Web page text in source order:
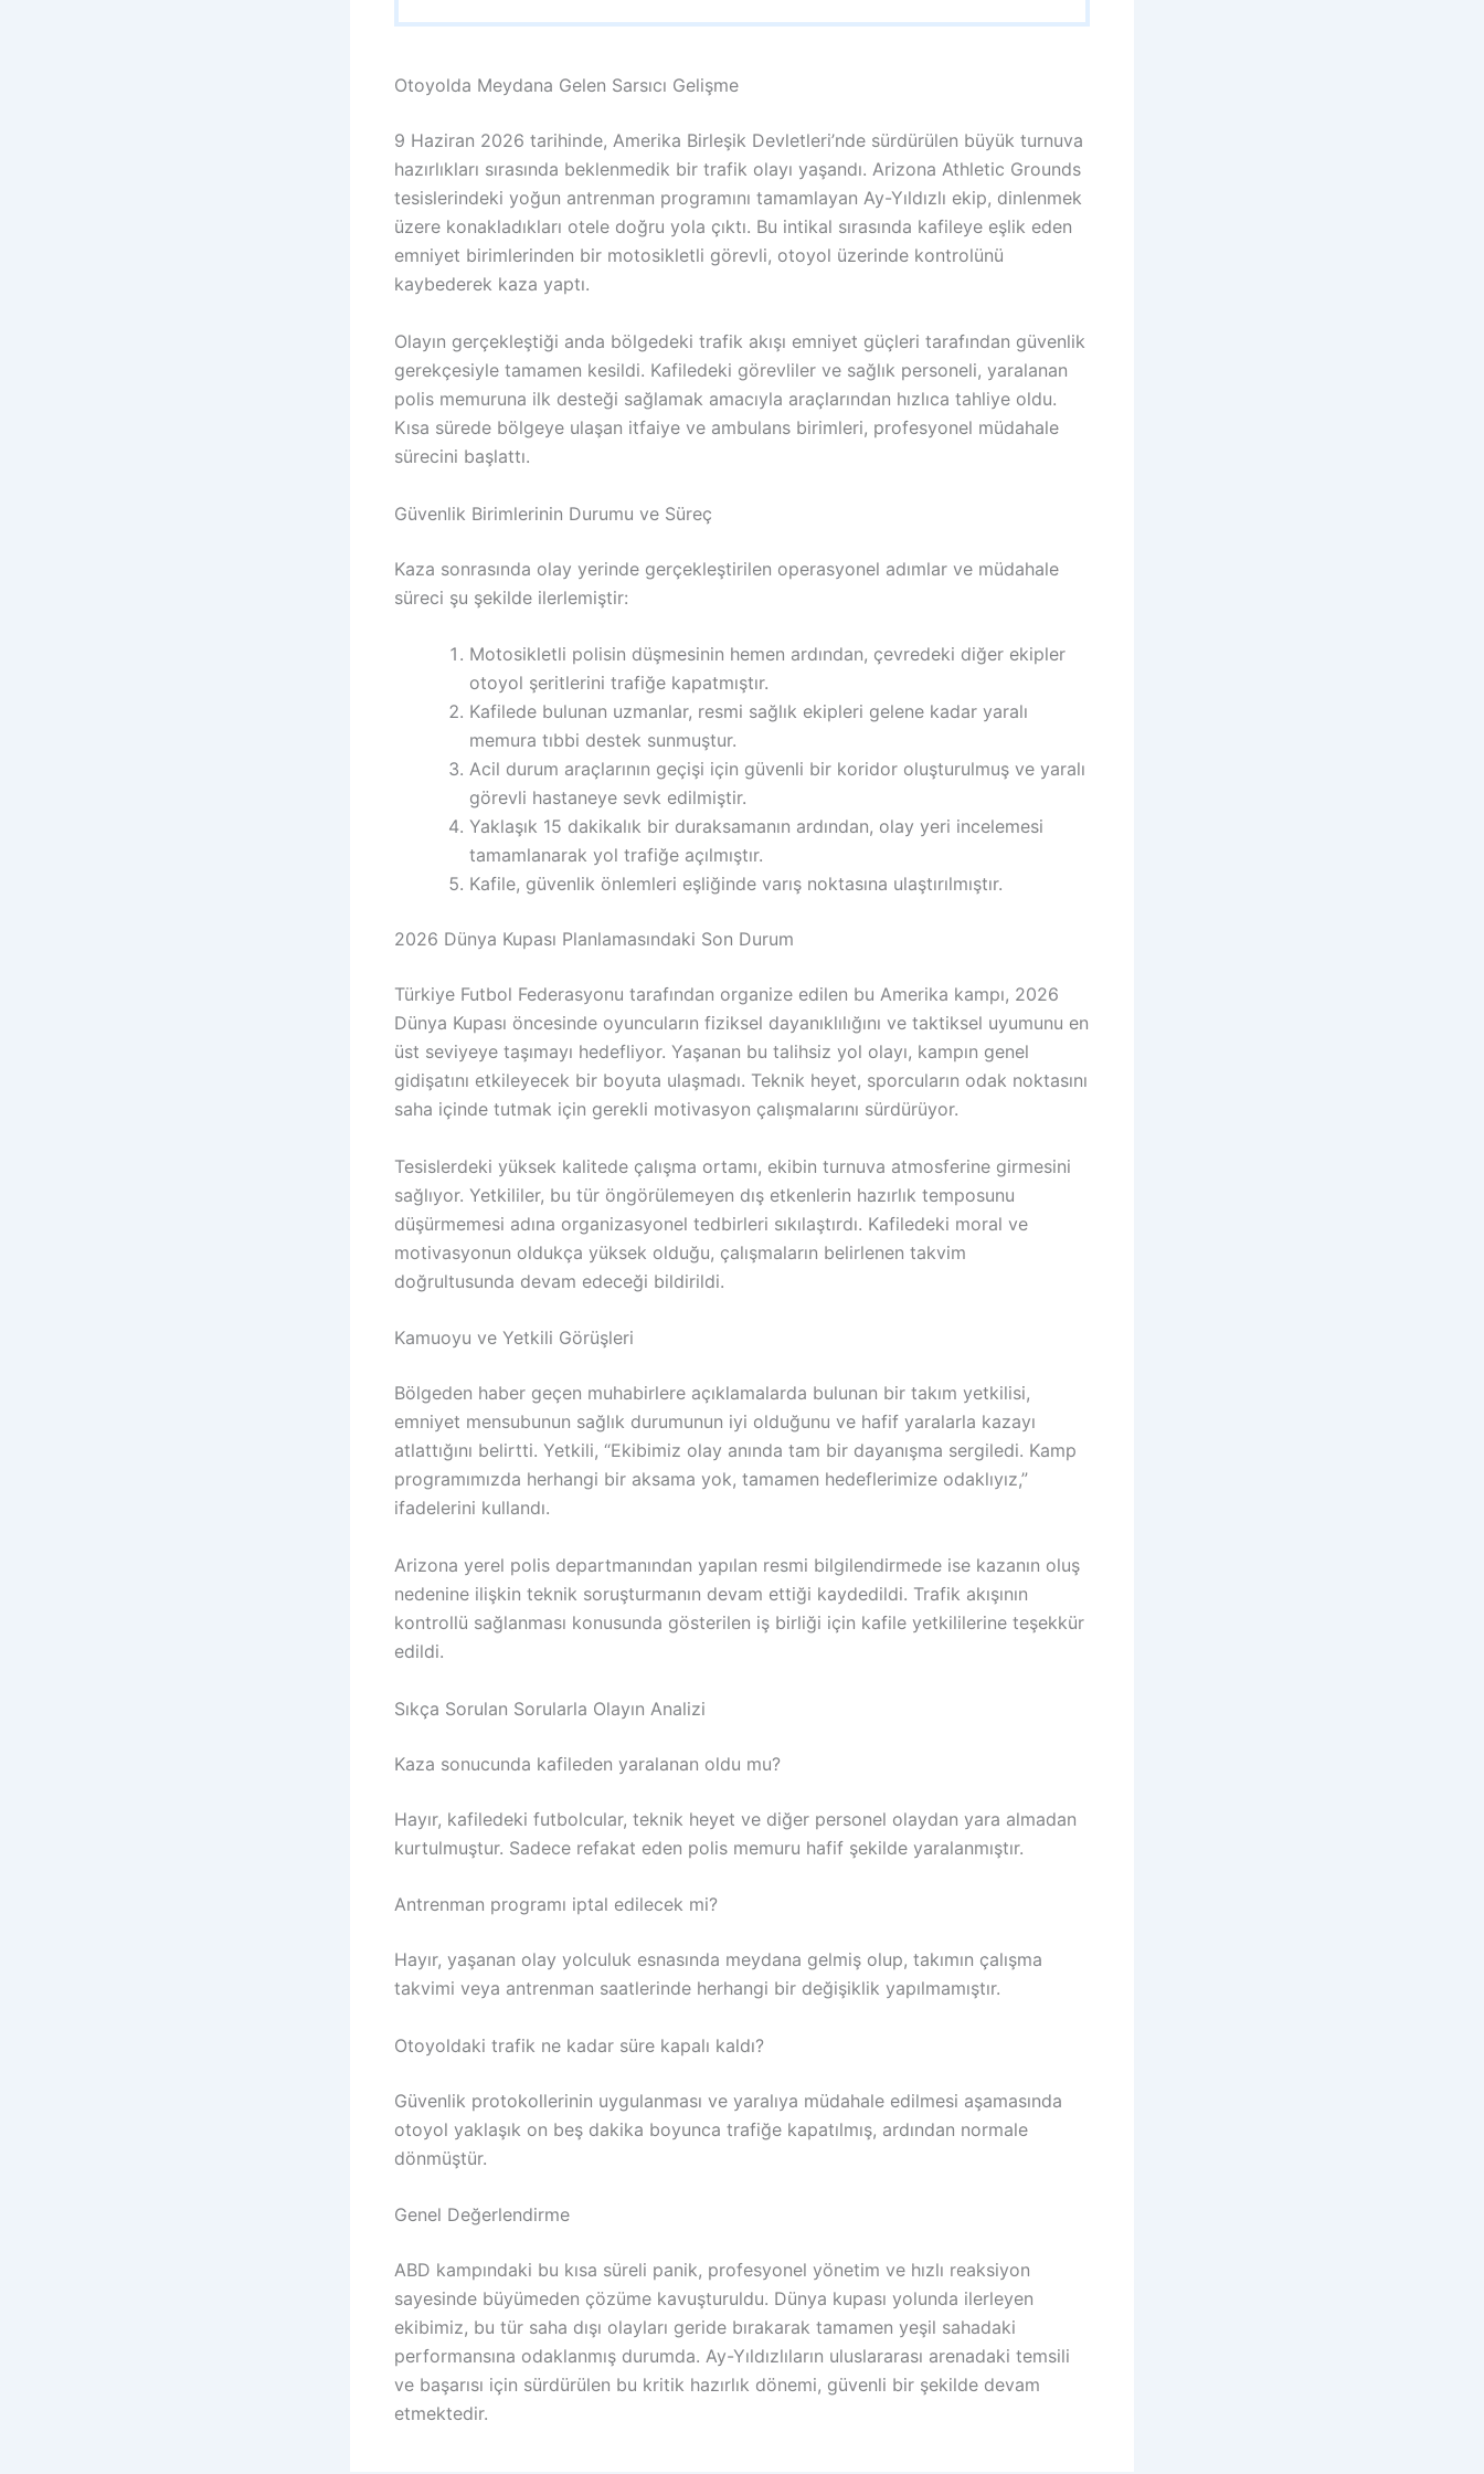
Otoyolda Meydana Gelen Sarsıcı Gelişme
9 Haziran 2026 tarihinde, Amerika Birleşik Devletleri’nde sürdürülen büyük turnuva
hazırlıkları sırasında beklenmedik bir trafik olayı yaşandı. Arizona Athletic Grounds
tesislerindeki yoğun antrenman programını tamamlayan Ay-Yıldızlı ekip, dinlenmek
üzere konakladıkları otele doğru yola çıktı. Bu intikal sırasında kafileye eşlik eden
emniyet birimlerinden bir motosikletli görevli, otoyol üzerinde kontrolünü
kaybederek kaza yaptı.
Olayın gerçekleştiği anda bölgedeki trafik akışı emniyet güçleri tarafından güvenlik
gerekçesiyle tamamen kesildi. Kafiledeki görevliler ve sağlık personeli, yaralanan
polis memuruna ilk desteği sağlamak amacıyla araçlarından hızlıca tahliye oldu.
Kısa sürede bölgeye ulaşan itfaiye ve ambulans birimleri, profesyonel müdahale
sürecini başlattı.
Güvenlik Birimlerinin Durumu ve Süreç
Kaza sonrasında olay yerinde gerçekleştirilen operasyonel adımlar ve müdahale
süreci şu şekilde ilerlemiştir:
Motosikletli polisin düşmesinin hemen ardından, çevredeki diğer ekipler
otoyol şeritlerini trafiğe kapatmıştır.
Kafilede bulunan uzmanlar, resmi sağlık ekipleri gelene kadar yaralı
memura tıbbi destek sunmuştur.
Acil durum araçlarının geçişi için güvenli bir koridor oluşturulmuş ve yaralı
görevli hastaneye sevk edilmiştir.
Yaklaşık 15 dakikalık bir duraksamanın ardından, olay yeri incelemesi
tamamlanarak yol trafiğe açılmıştır.
Kafile, güvenlik önlemleri eşliğinde varış noktasına ulaştırılmıştır.
2026 Dünya Kupası Planlamasındaki Son Durum
Türkiye Futbol Federasyonu tarafından organize edilen bu Amerika kampı, 2026
Dünya Kupası öncesinde oyuncuların fiziksel dayanıklılığını ve taktiksel uyumunu en
üst seviyeye taşımayı hedefliyor. Yaşanan bu talihsiz yol olayı, kampın genel
gidişatını etkileyecek bir boyuta ulaşmadı. Teknik heyet, sporcuların odak noktasını
saha içinde tutmak için gerekli motivasyon çalışmalarını sürdürüyor.
Tesislerdeki yüksek kalitede çalışma ortamı, ekibin turnuva atmosferine girmesini
sağlıyor. Yetkililer, bu tür öngörülemeyen dış etkenlerin hazırlık temposunu
düşürmemesi adına organizasyonel tedbirleri sıkılaştırdı. Kafiledeki moral ve
motivasyonun oldukça yüksek olduğu, çalışmaların belirlenen takvim
doğrultusunda devam edeceği bildirildi.
Kamuoyu ve Yetkili Görüşleri
Bölgeden haber geçen muhabirlere açıklamalarda bulunan bir takım yetkilisi,
emniyet mensubunun sağlık durumunun iyi olduğunu ve hafif yaralarla kazayı
atlattığını belirtti. Yetkili, “Ekibimiz olay anında tam bir dayanışma sergiledi. Kamp
programımızda herhangi bir aksama yok, tamamen hedeflerimize odaklıyız,”
ifadelerini kullandı.
Arizona yerel polis departmanından yapılan resmi bilgilendirmede ise kazanın oluş
nedenine ilişkin teknik soruşturmanın devam ettiği kaydedildi. Trafik akışının
kontrollü sağlanması konusunda gösterilen iş birliği için kafile yetkililerine teşekkür
edildi.
Sıkça Sorulan Sorularla Olayın Analizi
Kaza sonucunda kafileden yaralanan oldu mu?
Hayır, kafiledeki futbolcular, teknik heyet ve diğer personel olaydan yara almadan
kurtulmuştur. Sadece refakat eden polis memuru hafif şekilde yaralanmıştır.
Antrenman programı iptal edilecek mi?
Hayır, yaşanan olay yolculuk esnasında meydana gelmiş olup, takımın çalışma
takvimi veya antrenman saatlerinde herhangi bir değişiklik yapılmamıştır.
Otoyoldaki trafik ne kadar süre kapalı kaldı?
Güvenlik protokollerinin uygulanması ve yaralıya müdahale edilmesi aşamasında
otoyol yaklaşık on beş dakika boyunca trafiğe kapatılmış, ardından normale
dönmüştür.
Genel Değerlendirme
ABD kampındaki bu kısa süreli panik, profesyonel yönetim ve hızlı reaksiyon
sayesinde büyümeden çözüme kavuşturuldu. Dünya kupası yolunda ilerleyen
ekibimiz, bu tür saha dışı olayları geride bırakarak tamamen yeşil sahadaki
performansına odaklanmış durumda. Ay-Yıldızlıların uluslararası arenadaki temsili
ve başarısı için sürdürülen bu kritik hazırlık dönemi, güvenli bir şekilde devam
etmektedir.